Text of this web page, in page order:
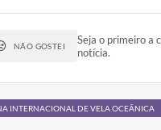
NÃO GOSTEI
Seja o primeiro a
notícia.
INTERNACIONAL DE VELA OCEÂNICA